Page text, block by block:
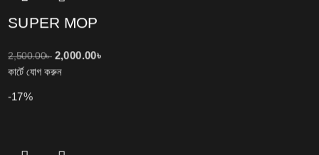
SUPER MOP
2,500.00৳ 2,000.00৳
কার্টে যোগ করুন
-17%